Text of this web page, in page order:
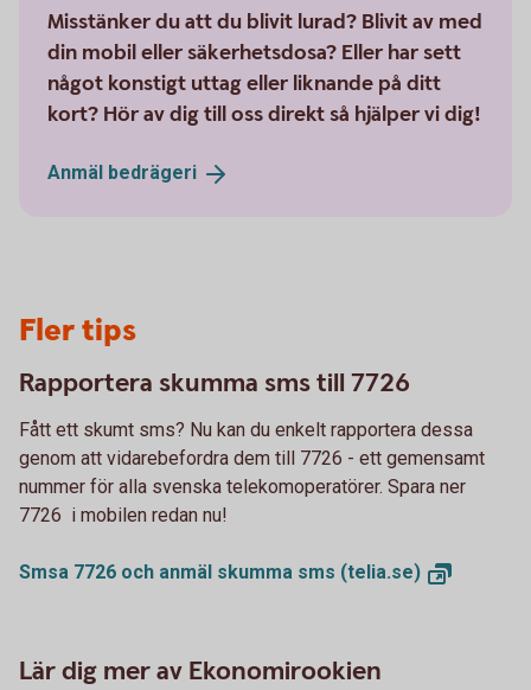
Misstänker du att du blivit lurad? Blivit av med
din mobil eller säkerhetsdosa? Eller har sett
något konstigt uttag eller liknande på ditt
kort? Hör av dig till oss direkt så hjälper vi dig!
Anmäl bedrägeri
Fler tips
Rapportera skumma sms till 7726
Fått ett skumt sms? Nu kan du enkelt rapportera dessa
genom att vidarebefordra dem till 7726 - ett gemensamt
nummer för alla svenska telekomoperatörer. Spara ner
7726 i mobilen redan nu!
Smsa 7726 och anmäl skumma sms (telia.se)
Lär dig mer av Ekonomirookien